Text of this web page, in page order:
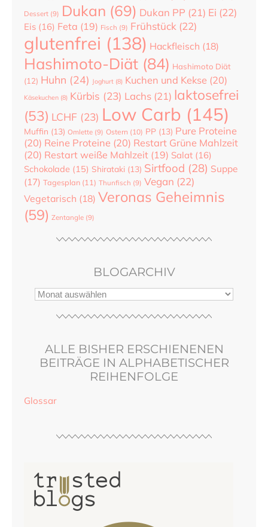
Dessert (9) Dukan (69) Dukan PP (21) Ei (22)
Eis (16) Feta (19) Fisch (9) Frühstück (22)
glutenfrei (138) Hackfleisch (18)
Hashimoto-Diät (84) Hashimoto Diät
(12) Huhn (24) Joghurt (8) Kuchen und Kekse (20)
Käsekuchen (8) Kürbis (23) Lachs (21) laktosefrei
(53) LCHF (23) Low Carb (145)
Muffin (13) Omlette (9) Ostern (10) PP (13) Pure Proteine
(20) Reine Proteine (20) Restart Grüne Mahlzeit
(20) Restart weiße Mahlzeit (19) Salat (16)
Schokolade (15) Shirataki (13) Sirtfood (28) Suppe
(17) Tagesplan (11) Thunfisch (9) Vegan (22)
Vegetarisch (18) Veronas Geheimnis
(59) Zentangle (9)
BLOGARCHIV
ALLE BISHER ERSCHIENENEN
BEITRÄGE IN ALPHABETISCHER
REIHENFOLGE
Glossar